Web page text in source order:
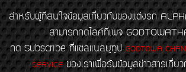
สำหรับผู้ที่สนใจข้อมูลเกี่ยวกับของแต่งรถ
สามารถกดไลค์ที่เพจ
กด Subscribe ที่แชลแนลยูทูป GODTOWA
SERVICEของเราเพื่อรับข้อมูลข่าวสารเกี่ย